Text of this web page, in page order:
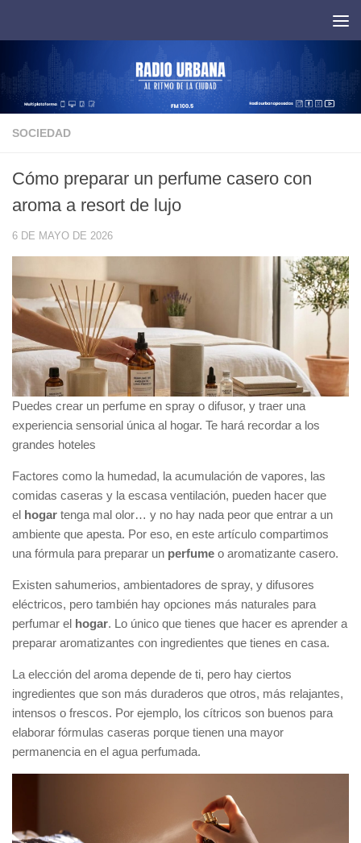
SOCIEDAD
Cómo preparar un perfume casero con
aroma a resort de lujo
6 DE MAYO DE 2026
Puedes crear un perfume en spray o difusor, y traer una
experiencia sensorial única al hogar. Te hará recordar a los
grandes hoteles
Factores como la humedad, la acumulación de vapores, las
comidas caseras y la escasa ventilación, pueden hacer que
el hogar tenga mal olor… y no hay nada peor que entrar a un
ambiente que apesta. Por eso, en este artículo compartimos
una fórmula para preparar un perfume o aromatizante casero.
Existen sahumerios, ambientadores de spray, y difusores
eléctricos, pero también hay opciones más naturales para
perfumar el hogar. Lo único que tienes que hacer es aprender a
preparar aromatizantes con ingredientes que tienes en casa.
La elección del aroma depende de ti, pero hay ciertos
ingredientes que son más duraderos que otros, más relajantes,
intensos o frescos. Por ejemplo, los cítricos son buenos para
elaborar fórmulas caseras porque tienen una mayor
permanencia en el agua perfumada.